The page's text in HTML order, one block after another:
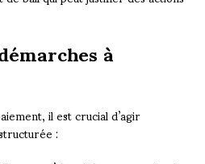
à
il est crucial d’agir
: